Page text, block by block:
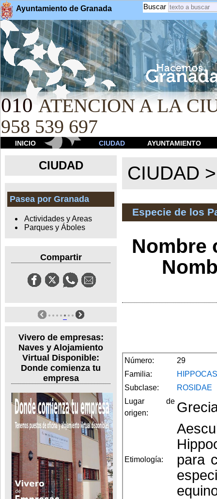
Ayuntamiento de Granada Buscar
010 ATENCION A LA
958 539 697
INICIO CIUDAD AYUNTAMIENTO
CIUDAD
Pasea por Granada
Actividades y Areas
Parques y Áboles
Compartir
Vivero de empresas:
Naves y Alojamiento
Virtual Disponible:
Donde comienza tu
empresa
CIUDAD
Especie de los
Nombre
Número:
29
Familia:
Subclase:
ROSIDAE
Lugar de
origen:
Etimología:
para